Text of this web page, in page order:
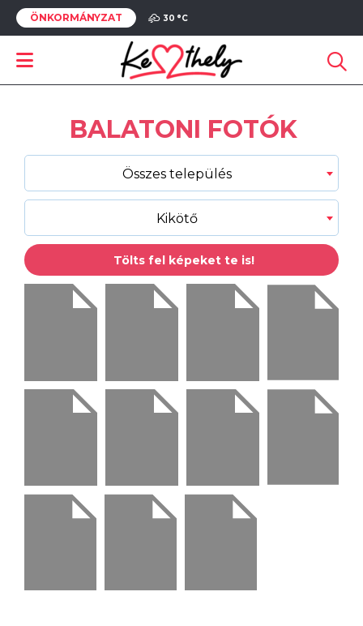
ÖNKORMÁNYZAT 30 °C
BALATONI FOTÓK
Összes település
Kikötő
Tölts fel képeket te is!